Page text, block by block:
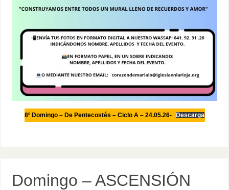
8º Domingo – De Pentecostés – Ciclo A – 24.05.26- Descarga
Domingo – ASCENSIÓN